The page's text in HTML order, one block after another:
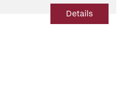
Details